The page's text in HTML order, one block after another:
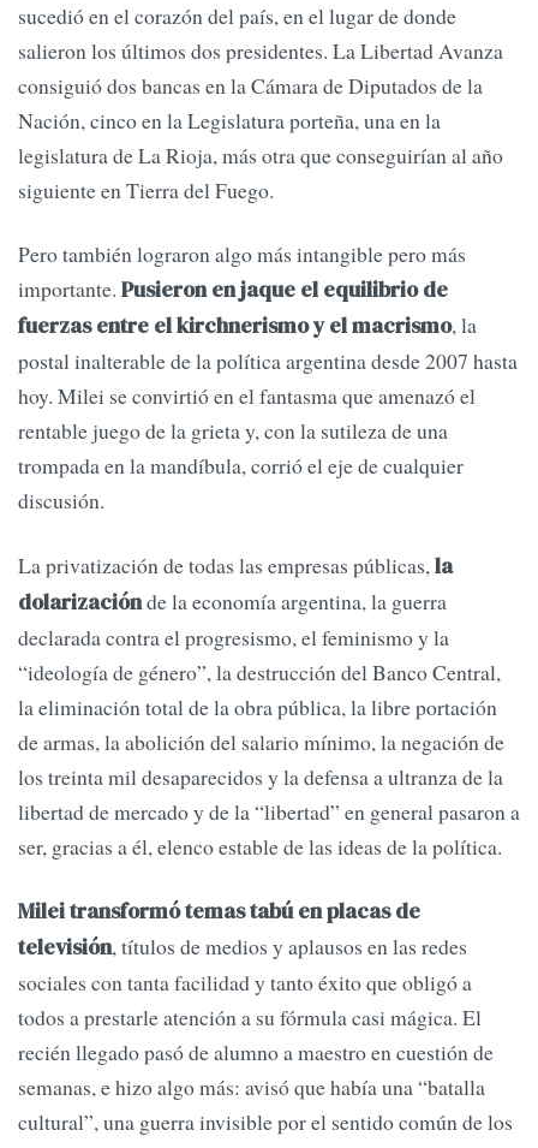
sucedió en el corazón del país, en el lugar de donde
salieron los últimos dos presidentes. La Libertad Avanza
consiguió dos bancas en la Cámara de Diputados de la
Nación, cinco en la Legislatura porteña, una en la
legislatura de La Rioja, más otra que conseguirían al año
siguiente en Tierra del Fuego.
Pero también lograron algo más intangible pero más
importante. Pusieron en jaque el equilibrio de
fuerzas entre el kirchnerismo y el macrismo, la
postal inalterable de la política argentina desde 2007 hasta
hoy. Milei se convirtió en el fantasma que amenazó el
rentable juego de la grieta y, con la sutileza de una
trompada en la mandíbula, corrió el eje de cualquier
discusión.
La privatización de todas las empresas públicas,la
dolarizaciónde la economía argentina, la guerra
declarada contra el progresismo, el feminismo y la
“ideología de género”, la destrucción del Banco Central,
la eliminación total de la obra pública, la libre portación
de armas, la abolición del salario mínimo, la negación de
los treinta mil desaparecidos y la defensa a ultranza de la
libertad de mercado y de la “libertad” en general pasaron a
ser, gracias a él, elenco estable de las ideas de la política.
Milei transformó temas tabú en placas de
televisión, títulos de medios y aplausos en las redes
sociales con tanta facilidad y tanto éxito que obligó a
todos a prestarle atención a su fórmula casi mágica. El
recién llegado pasó de alumno a maestro en cuestión de
semanas, e hizo algo más: avisó que había una “batalla
cultural”, una guerra invisible por el sentido común de los